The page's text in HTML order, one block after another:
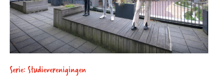
Serie: Studieverenigingen